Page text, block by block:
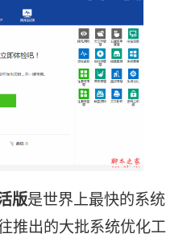
版是世界上最快的系统
推出的大批系统优化工